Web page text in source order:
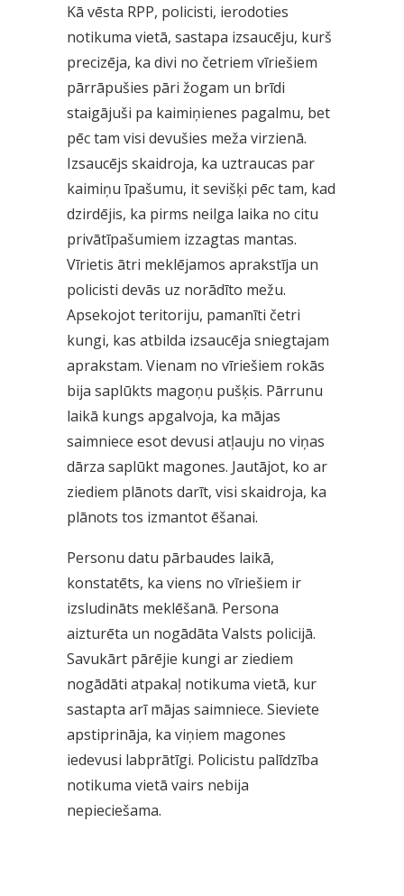
Kā vēsta RPP, policisti, ierodoties
notikuma vietā, sastapa izsaucēju, kurš
precizēja, ka divi no četriem vīriešiem
pārrāpušies pāri žogam un brīdi
staigājuši pa kaimiņienes pagalmu, bet
pēc tam visi devušies meža virzienā.
Izsaucējs skaidroja, ka uztraucas par
kaimiņu īpašumu, it sevišķi pēc tam, kad
dzirdējis, ka pirms neilga laika no citu
privātīpašumiem izzagtas mantas.
Vīrietis ātri meklējamos aprakstīja un
policisti devās uz norādīto mežu.
Apsekojot teritoriju, pamanīti četri
kungi, kas atbilda izsaucēja sniegtajam
aprakstam. Vienam no vīriešiem rokās
bija saplūkts magoņu pušķis. Pārrunu
laikā kungs apgalvoja, ka mājas
saimniece esot devusi atļauju no viņas
dārza saplūkt magones. Jautājot, ko ar
ziediem plānots darīt, visi skaidroja, ka
plānots tos izmantot ēšanai.
Personu datu pārbaudes laikā,
konstatēts, ka viens no vīriešiem ir
izsludināts meklēšanā. Persona
aizturēta un nogādāta Valsts policijā.
Savukārt pārējie kungi ar ziediem
nogādāti atpakaļ notikuma vietā, kur
sastapta arī mājas saimniece. Sieviete
apstiprināja, ka viņiem magones
iedevusi labprātīgi. Policistu palīdzība
notikuma vietā vairs nebija
nepieciešama.